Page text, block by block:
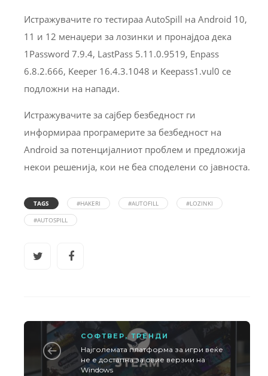
Истражувачите го тестираа AutoSpill на Android 10,
11 и 12 менаџери за лозинки и пронајдоа дека
1Password 7.9.4, LastPass 5.11.0.9519, Enpass
6.8.2.666, Keeper 16.4.3.1048 и Keepass1.vul0 се
подложни на напади.
Истражувачите за сајбер безбедност ги
информираа програмерите за безбедност на
Android за потенцијалниот проблем и предложија
некои решенија, кои не беа споделени со јавноста.
TAGS #HAKERI #AUTOFILL
#LOZINKI
#AUTOSPILL
СОФТВЕР , ТРЕНДИ
Најголемата платформа за игри веќе
не е достапна за овие верзии на
Windows